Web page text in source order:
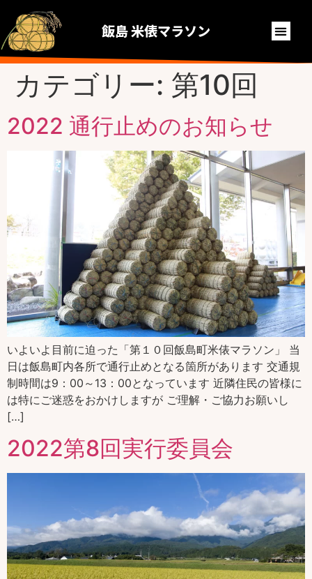
飯島 米俵マラソン
カテゴリー: 第10回
2022 通行止めのお知らせ
いよいよ目前に迫った「第１０回飯島町米俵マラソン」 当
日は飯島町内各所で通行止めとなる箇所があります 交通規
制時間は9：00～13：00となっています 近隣住民の皆様に
は特にご迷惑をおかけしますが ご理解・ご協力お願いし
[…]
2022第8回実行委員会